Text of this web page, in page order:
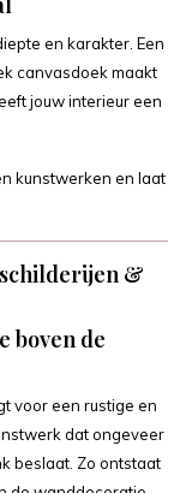
en karakter. Een
canvasdoek maakt
jouw interieur een
kunstwerken en laat
&
boven de
voor een rustige en
dat ongeveer
beslaat. Zo ontstaat